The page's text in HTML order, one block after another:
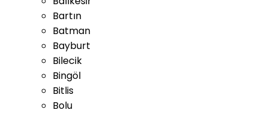
Bartın
Batman
Bayburt
Bilecik
Bingöl
Bitlis
Bolu